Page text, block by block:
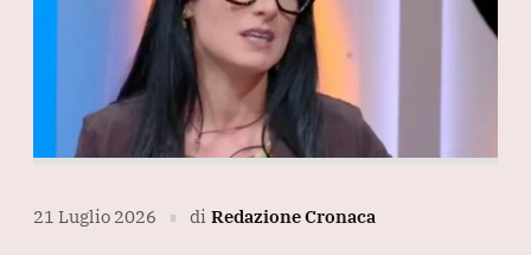
21 Luglio 2026 ∎ di Redazione Cronaca